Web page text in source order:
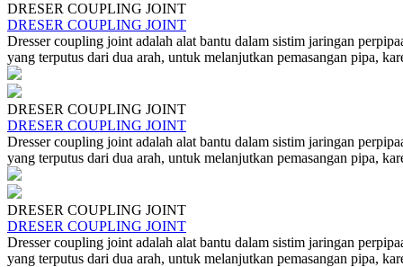
DRESER COUPLING JOINT
DRESER COUPLING JOINT
Dresser coupling joint adalah alat bantu dalam sistim jaringan
yang terputus dari dua arah, untuk melanjutkan pemasangan pipa,
DRESER COUPLING JOINT
DRESER COUPLING JOINT
Dresser coupling joint adalah alat bantu dalam sistim jaringan
yang terputus dari dua arah, untuk melanjutkan pemasangan pipa,
DRESER COUPLING JOINT
DRESER COUPLING JOINT
Dresser coupling joint adalah alat bantu dalam sistim jaringan
yang terputus dari dua arah, untuk melanjutkan pemasangan pipa,